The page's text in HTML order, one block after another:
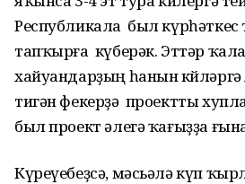
Республикала был күрһәткес
тапҡырға күберәк. Эттәр
хайуандарҙың һанын
тигән фекерҙә проектты
был проект әлегә ҡағыҙҙа
Күреүебеҙсә, мәсьәлә күп